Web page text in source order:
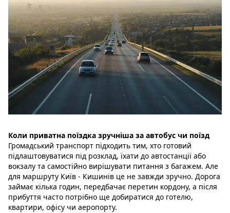
Коли приватна поїздка зручніша за автобус чи поїзд
Громадський транспорт підходить тим, хто готовий
підлаштовуватися під розклад, їхати до автостанції або
вокзалу та самостійно вирішувати питання з багажем. Але
для маршруту Київ - Кишинів це не завжди зручно. Дорога
займає кілька годин, передбачає перетин кордону, а після
прибуття часто потрібно ще добиратися до готелю,
квартири, офісу чи аеропорту.